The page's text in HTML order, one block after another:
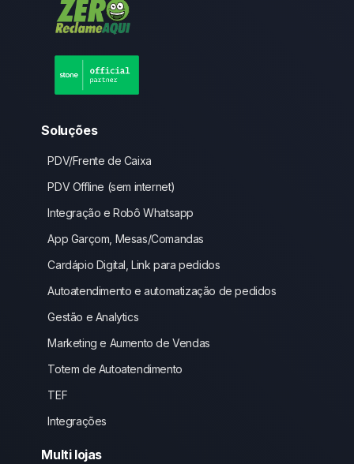
Soluções
PDV/Frente de Caixa
PDV Offline (sem internet)
Integração e Robô Whatsapp
App Garçom, Mesas/Comandas
Cardápio Digital, Link para pedidos
Autoatendimento e automatização de pedidos
Gestão e Analytics
Marketing e Aumento de Vendas
Totem de Autoatendimento
TEF
Integrações
Multi lojas